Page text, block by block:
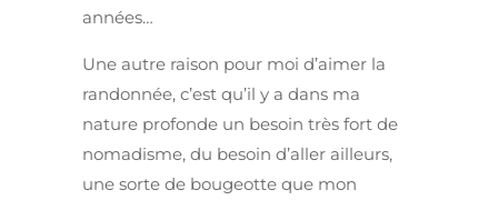
années…
Une autre raison pour moi d’aimer la
randonnée, c’est qu’il y a dans ma
nature profonde un besoin très fort de
nomadisme, du besoin d’aller ailleurs,
une sorte de bougeotte que mon